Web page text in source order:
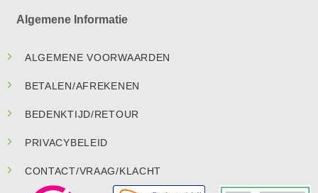
Algemene Informatie
ALGEMENE VOORWAARDEN
BETALEN/AFREKENEN
BEDENKTIJD/RETOUR
PRIVACYBELEID
CONTACT/VRAAG/KLACHT